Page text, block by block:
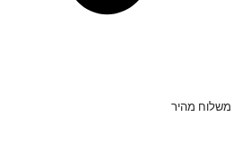
משלוח מהיר